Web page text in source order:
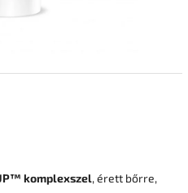
komplexszel, érett bőrre,